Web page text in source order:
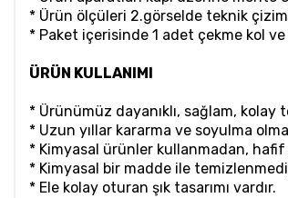
* Ürün ölçüleri 2.görselde teknik
* Paket içerisinde 1 adet çekme kol
ÜRÜN KULLANIMI
* Ürünümüz dayanıklı, sağlam,
* Uzun yıllar kararma ve soyulma
* Kimyasal ürünler kullanmadan,
* Kimyasal bir madde ile
* Ele kolay oturan şık tasarımı vardır.